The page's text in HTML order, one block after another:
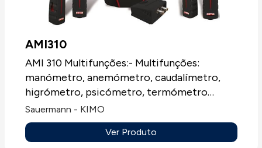
AMI310
AMI 310 Multifunções:- Multifunções:
manómetro, anemómetro, caudalímetro,
higrómetro, psicómetro, termómetro
PT100 e Termómetro termopar J,K, T e S,
qualidade do ar CO e CO2, taquímetro,
luxímetro, detecção de fugas de gás, teste
Sauermann - KIMO
Ver Produto